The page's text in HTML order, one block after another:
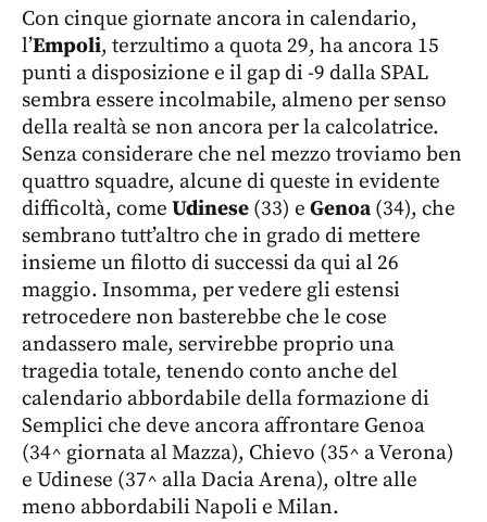
Con cinque giornate ancora in calendario,
l’Empoli, terzultimo a quota 29, ha ancora 15
punti a disposizione e il gap di -9 dalla SPAL
sembra essere incolmabile, almeno per senso
della realtà se non ancora per la calcolatrice.
Senza considerare che nel mezzo troviamo ben
quattro squadre, alcune di queste in evidente
difficoltà, come Udinese (33) e Genoa (34), che
sembrano tutt’altro che in grado di mettere
insieme un filotto di successi da qui al 26
maggio. Insomma, per vedere gli estensi
retrocedere non basterebbe che le cose
andassero male, servirebbe proprio una
tragedia totale, tenendo conto anche del
calendario abbordabile della formazione di
Semplici che deve ancora affrontare Genoa
(34^ giornata al Mazza), Chievo (35^ a Verona)
e Udinese (37^ alla Dacia Arena), oltre alle
meno abbordabili Napoli e Milan.